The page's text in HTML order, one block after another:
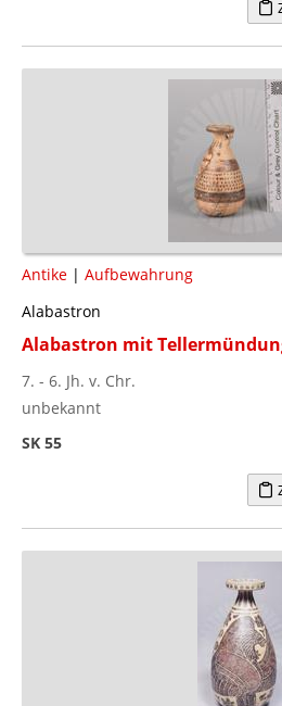
Antike | Aufbewahrung
Alabastron
Alabastron mit
7. - 6. Jh. v. Chr.
unbekannt
SK 55